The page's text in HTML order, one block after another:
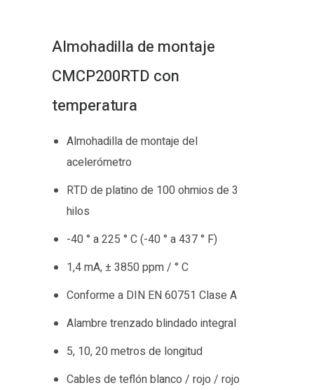
Almohadilla de montaje
CMCP200RTD con
temperatura
Almohadilla de montaje del
acelerómetro
RTD de platino de 100 ohmios de 3
hilos
-40 ° a 225 ° C (-40 ° a 437 ° F)
1,4 mA, ± 3850 ppm / ° C
Conforme a DIN EN 60751 Clase A
Alambre trenzado blindado integral
5, 10, 20 metros de longitud
Cables de teflón blanco / rojo / rojo